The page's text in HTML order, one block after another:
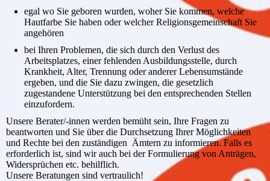
egal wo Sie geboren wurden, woher Sie kommen, welche
Hautfarbe Sie haben oder welcher Religionsgemeinschaft Sie
angehören
bei Ihren Problemen, die sich durch den Verlust des
Arbeitsplatzes, einer fehlenden Ausbildungsstelle, durch
Krankheit, Alter, Trennung oder anderer Lebensumstände
ergeben, und die Sie dazu zwingen, die gesetzlich
zugestandene Unterstützung bei den entsprechenden Stellen
einzufordern.
Unsere Berater/-innen werden bemüht sein, Ihre Fragen zu
beantworten und Sie über die Durchsetzung Ihrer Möglichkeiten
und Rechte bei den zuständigen Ämtern zu informieren. Falls es
erforderlich ist, sind wir auch bei der Formulierung von Anträgen,
Widersprüchen etc. behilflich.
Unsere Beratungen sind vertraulich!